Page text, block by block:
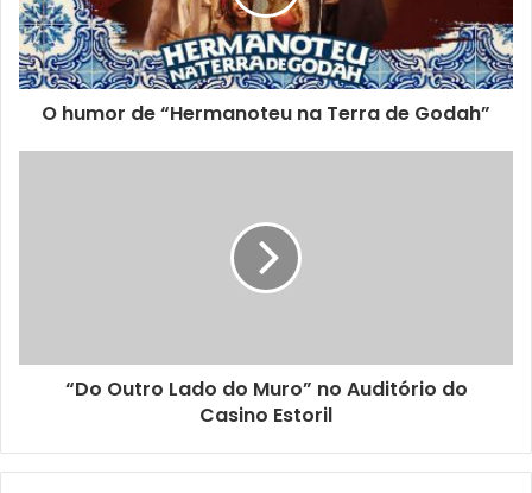
14 de Junho – Hélder Pereira e Hélio Esteves – 21h00
18 de Junho – KZL Music – 21h00
21 de Junho – Gina Reis e Fábio Matos – 21h00
O humor de “Hermanoteu na Terra de Godah”
“Do Outro Lado do Muro” no Auditório do
Casino Estoril